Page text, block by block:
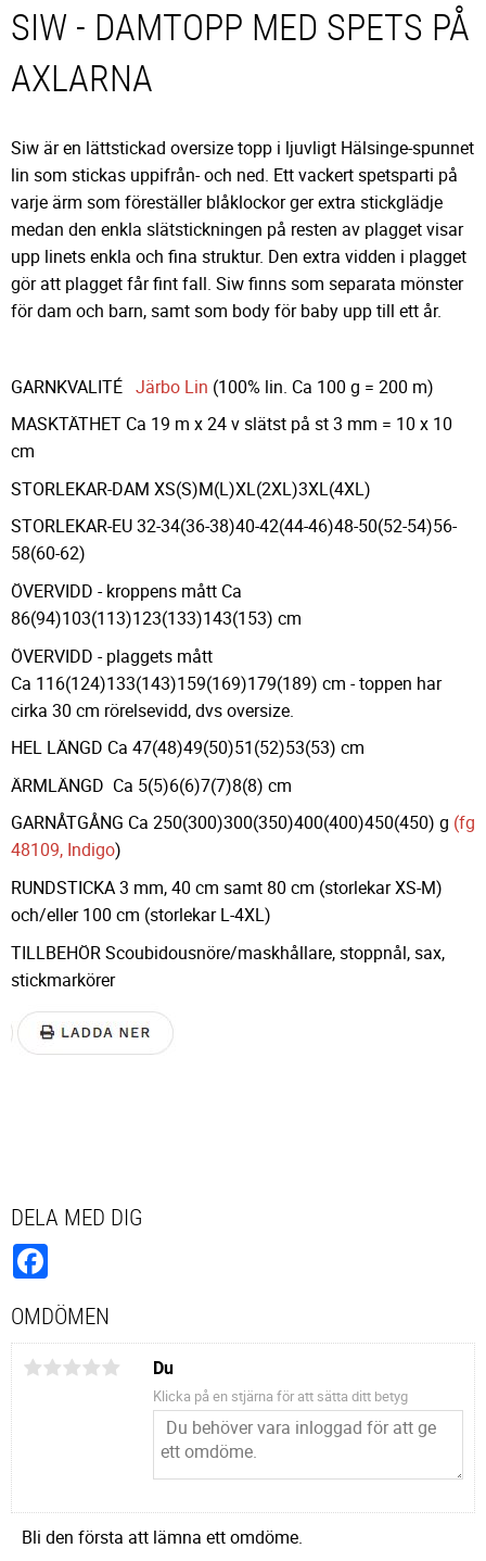
SIW - DAMTOPP MED SPETS PÅ
AXLARNA
Siw är en lättstickad oversize topp i ljuvligt Hälsinge-spunnet
lin som stickas uppifrån- och ned. Ett vackert spetsparti på
varje ärm som föreställer blåklockor ger extra stickglädje
medan den enkla slätstickningen på resten av plagget visar
upp linets enkla och fina struktur. Den extra vidden i plagget
gör att plagget får fint fall. Siw finns som separata mönster
för dam och barn, samt som body för baby upp till ett år.
GARNKVALITÉ Järbo Lin (100% lin. Ca 100 g = 200 m)
MASKTÄTHET Ca 19 m x 24 v slätst på st 3 mm = 10 x 10
cm
STORLEKAR-DAM XS(S)M(L)XL(2XL)3XL(4XL)
STORLEKAR-EU 32-34(36-38)40-42(44-46)48-50(52-54)56-
58(60-62)
ÖVERVIDD - kroppens mått Ca
86(94)103(113)123(133)143(153) cm
ÖVERVIDD - plaggets mått
Ca 116(124)133(143)159(169)179(189) cm - toppen har
cirka 30 cm rörelsevidd, dvs oversize.
HEL LÄNGD Ca 47(48)49(50)51(52)53(53) cm
ÄRMLÄNGD Ca 5(5)6(6)7(7)8(8) cm
GARNÅTGÅNG Ca 250(300)300(350)400(400)450(450) g (fg
48109, Indigo)
RUNDSTICKA 3 mm, 40 cm samt 80 cm (storlekar XS-M)
och/eller 100 cm (storlekar L-4XL)
TILLBEHÖR Scoubidousnöre/maskhållare, stoppnål, sax,
stickmarkörer
DELA MED DIG
OMDÖMEN
Du
Klicka på en stjärna för att sätta ditt betyg
Bli den första att lämna ett omdöme.